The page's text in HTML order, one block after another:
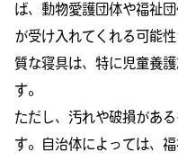
ば、動物愛護団体や福祉
が受け入れてくれる可能
質な寝具は、特に児童養
す。
ただし、汚れや破損があ
す。自治体によっては、